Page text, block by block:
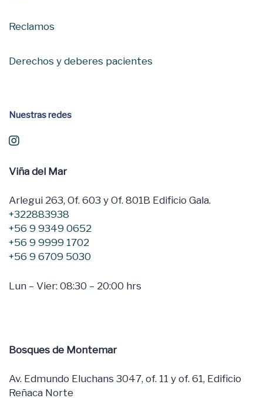
Reclamos
Derechos y deberes pacientes
Nuestras redes
Viña del Mar
Arlegui 263, Of. 603 y Of. 801B Edificio Gala.
+322883938
+56 9 9349 0652
+56 9 9999 1702
+56 9 6709 5030
Lun – Vier: 08:30 – 20:00 hrs
Bosques de Montemar
Av. Edmundo Eluchans 3047, of. 11 y of. 61, Edificio
Reñaca Norte